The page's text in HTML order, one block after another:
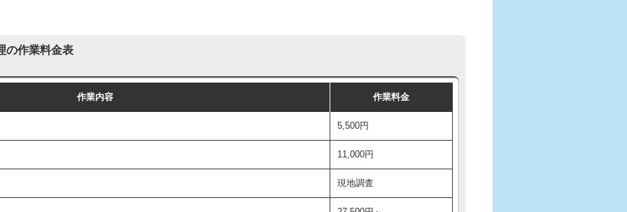
の作業料金表
作業内容 作業料金
5,500円
11,000円
現地調査